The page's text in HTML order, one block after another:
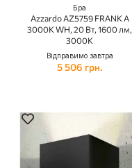
Бра
Azzardo AZ5759 FRANK A
3000K WH, 20 Вт, 1600 лм,
3000К
Відправимо завтра
5 506 грн.